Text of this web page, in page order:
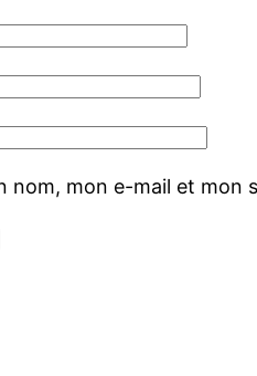
nom, mon e-mail et mon